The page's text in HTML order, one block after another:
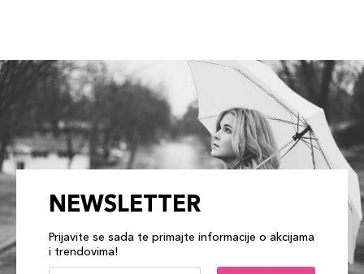
NEWSLETTER
Prijavite se sada te primajte informacije o akcijama
i trendovima!